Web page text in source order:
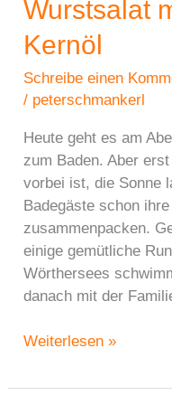
Wurstsalat
Kernöl
Schreibe einen
/ peterschmankerl
Heute geht es am
zum Baden. Aber
vorbei ist, die Sonne
Badegäste schon
zusammenpacken.
einige gemütliche
Wörthersees
danach mit der
Sommerabend
Wörthersee:
Weiterlesen »